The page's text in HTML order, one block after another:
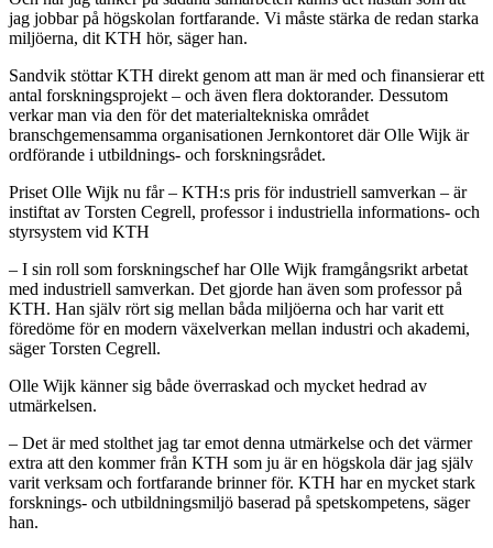
jag jobbar på högskolan fortfarande. Vi måste stärka de redan starka
miljöerna, dit KTH hör, säger han.
Sandvik stöttar KTH direkt genom att man är med och finansierar ett
antal forskningsprojekt – och även flera doktorander. Dessutom
verkar man via den för det materialtekniska området
branschgemensamma organisationen Jernkontoret där Olle Wijk är
ordförande i utbildnings- och forskningsrådet.
Priset Olle Wijk nu får – KTH:s pris för industriell samverkan – är
instiftat av Torsten Cegrell, professor i industriella informations- och
styrsystem vid KTH
– I sin roll som forskningschef har Olle Wijk framgångsrikt arbetat
med industriell samverkan. Det gjorde han även som professor på
KTH. Han själv rört sig mellan båda miljöerna och har varit ett
föredöme för en modern växelverkan mellan industri och akademi,
säger Torsten Cegrell.
Olle Wijk känner sig både överraskad och mycket hedrad av
utmärkelsen.
– Det är med stolthet jag tar emot denna utmärkelse och det värmer
extra att den kommer från KTH som ju är en högskola där jag själv
varit verksam och fortfarande brinner för. KTH har en mycket stark
forsknings- och utbildningsmiljö baserad på spetskompetens, säger
han.